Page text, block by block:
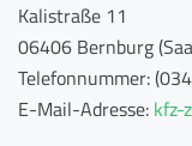
Kalistraße 11
06406 Bernburg
Telefonnummer:
E-Mail-Adresse: kfz-